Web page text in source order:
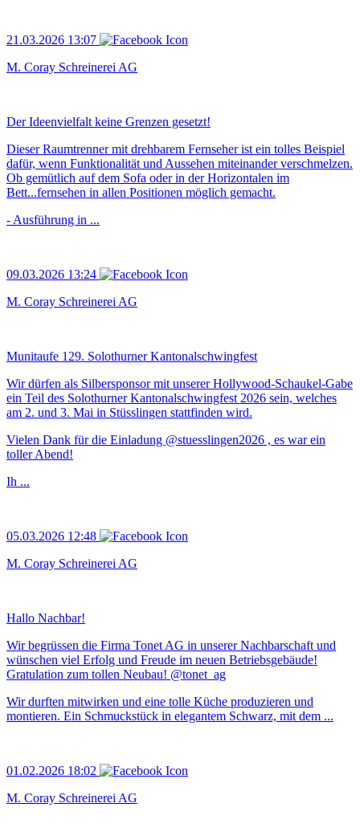
21.03.2026 13:07
M. Coray Schreinerei AG
Der Ideenvielfalt keine Grenzen gesetzt!
Dieser Raumtrenner mit drehbarem Fernseher ist ein tolles Beispiel
dafür, wenn Funktionalität und Aussehen miteinander verschmelzen.
Ob gemütlich auf dem Sofa oder in der Horizontalen im
Bett...fernsehen in allen Positionen möglich gemacht.
- Ausführung in ...
09.03.2026 13:24
M. Coray Schreinerei AG
Munitaufe 129. Solothurner Kantonalschwingfest
Wir dürfen als Silbersponsor mit unserer Hollywood-Schaukel-Gabe
ein Teil des Solothurner Kantonalschwingfest 2026 sein, welches
am 2. und 3. Mai in Stüsslingen stattfinden wird.
Vielen Dank für die Einladung @stuesslingen2026 , es war ein
toller Abend!
Ih ...
05.03.2026 12:48
M. Coray Schreinerei AG
Hallo Nachbar!
Wir begrüssen die Firma Tonet AG in unserer Nachbarschaft und
wünschen viel Erfolg und Freude im neuen Betriebsgebäude!
Gratulation zum tollen Neubau! @tonet_ag
Wir durften mitwirken und eine tolle Küche produzieren und
montieren. Ein Schmuckstück in elegantem Schwarz, mit dem ...
01.02.2026 18:02
M. Coray Schreinerei AG